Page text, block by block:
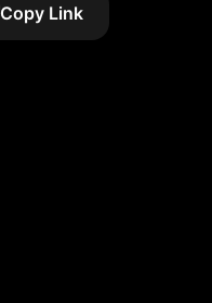
Copy Link